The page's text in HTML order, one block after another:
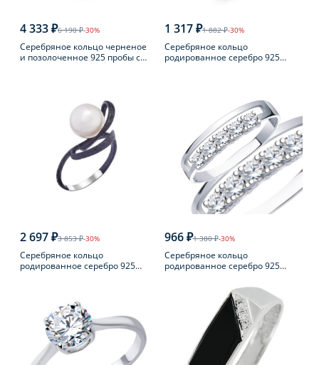
4 333 ₽6 190 ₽-30%
Серебряное кольцо черненое
и позолоченное 925 пробы с
1 317 ₽1 882 ₽-30%
Серебряное кольцо
родированное серебро 925
2 697 ₽3 853 ₽-30%
Серебряное кольцо
родированное серебро 925
966 ₽1 380 ₽-30%
Серебряное кольцо
родированное серебро 925